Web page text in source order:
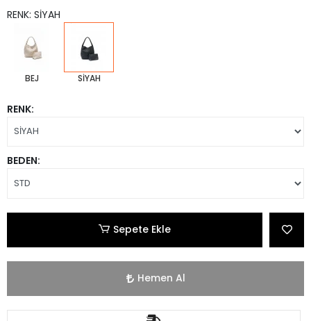
RENK: SİYAH
BEJ SİYAH
RENK:
BEDEN:
Sepete Ekle
Hemen Al